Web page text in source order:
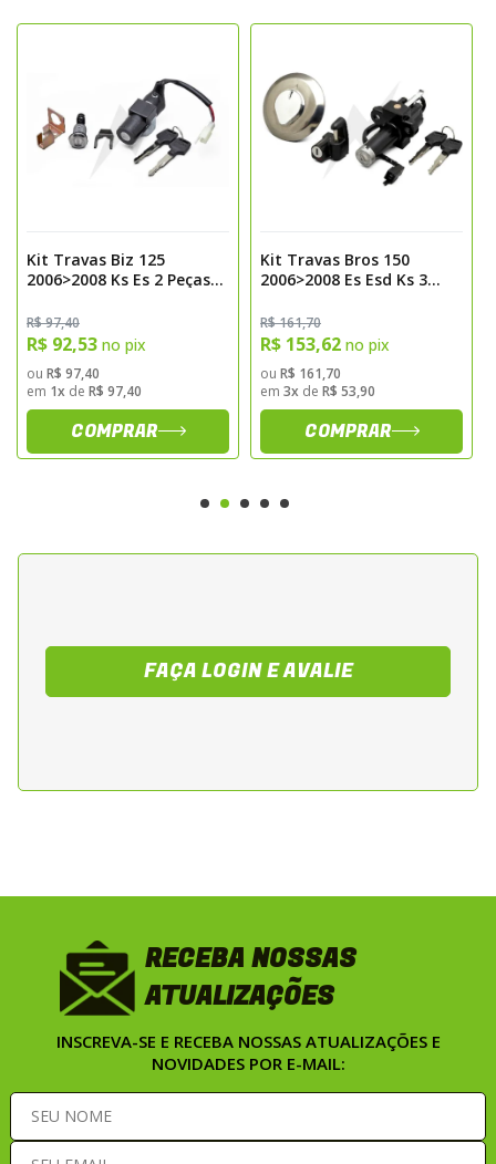
integridade do sistema de travamento e
Benefícios
- Kit completo com 3 peças
- Material resistente e durável
- Instalação prática e rápida
Kit Travas Biz 125
2006>2008 Ks Es 2 Peças
R$ 97,40
R$ 92,53 no pix
ou R$ 97,40
em 1x de R$ 97,40
COMPRAR
Kit Travas Bros 150
2006>2008 Es Esd Ks 3
R$ 161,70
R$ 153,62 no pix
ou R$ 161,70
em 3x de R$ 53,90
COMPRAR
FAÇA LOGIN E AVALIE
RECEBA NOSSAS
ATUALIZAÇÕES
INSCREVA-SE E RECEBA NOSSAS ATUALIZAÇÕES E
NOVIDADES POR E-MAIL: